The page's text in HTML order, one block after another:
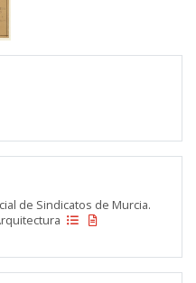
de Sindicatos de Murcia.